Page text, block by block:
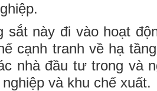
sắt này đi vào hoạt
cạnh tranh về hạ
nhà đầu tư trong và
và khu chế xuất.